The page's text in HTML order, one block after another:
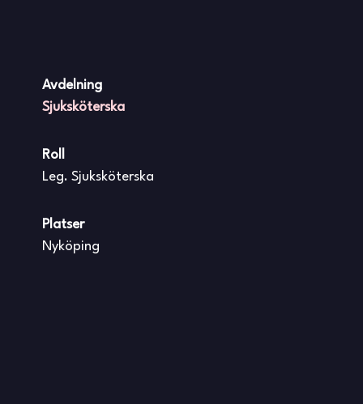
Avdelning
Sjuksköterska
Roll
Leg. Sjuksköterska
Platser
Nyköping